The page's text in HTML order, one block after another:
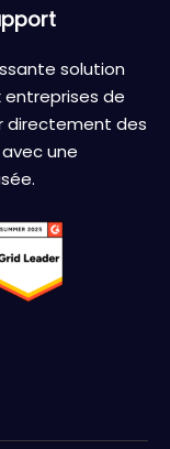
solution
de
directement des
une